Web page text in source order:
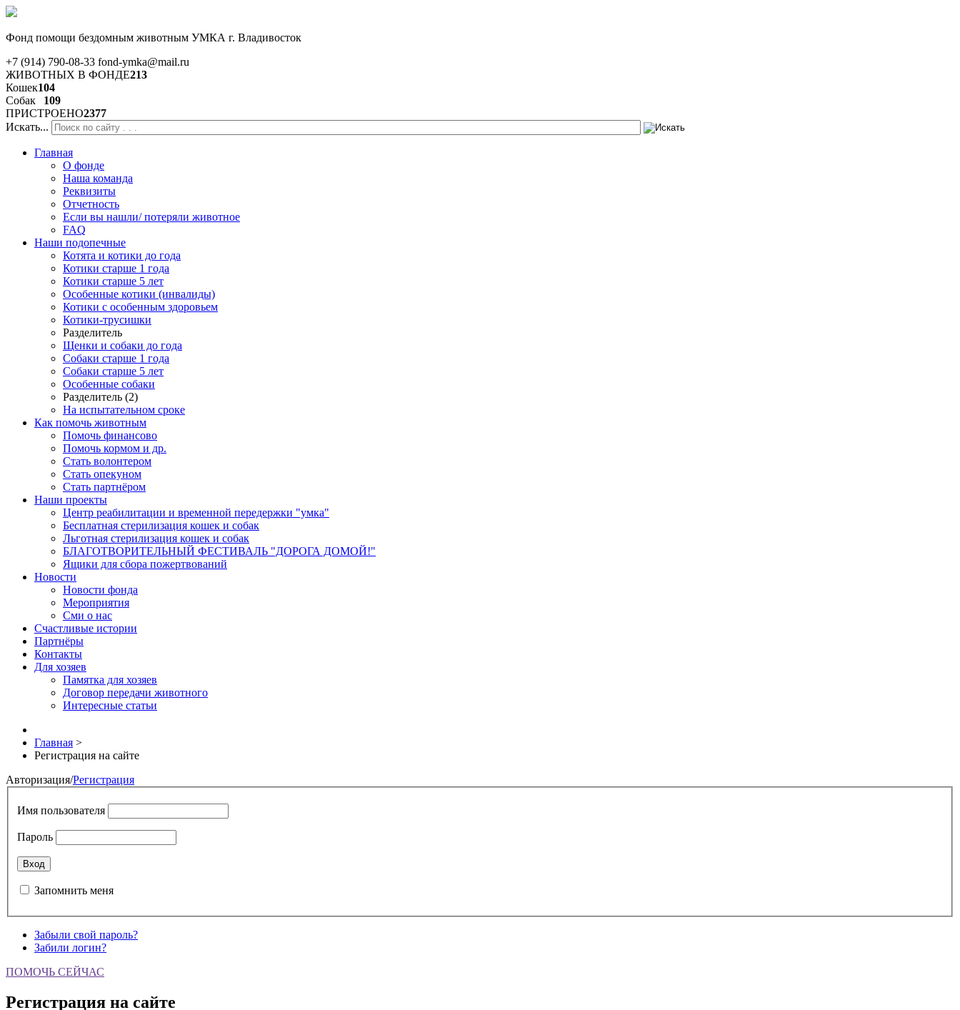
Фонд помощи бездомным животным УМКА г. Владивосток
+7 (914) 790-08-33 fond-ymka@mail.ru
ЖИВОТНЫХ В ФОНДЕ213
Кошек104
Собак
109
ПРИСТРОЕНО2377
Искать...
Главная
О фонде
Наша команда
Реквизиты
Отчетность
Если вы нашли/ потеряли животное
FAQ
Наши подопечные
Котята и котики до года
Котики старше 1 года
Котики старше 5 лет
Особенные котики (инвалиды)
Котики с особенным здоровьем
Котики-трусишки
Разделитель
Щенки и собаки до года
Собаки старше 1 года
Собаки старше 5 лет
Особенные собаки
Разделитель (2)
На испытательном сроке
Как помочь животным
Помочь финансово
Помочь кормом и др.
Стать волонтером
Стать опекуном
Стать партнёром
Наши проекты
Центр реабилитации и временной передержки "умка"
Бесплатная стерилизация кошек и собак
Льготная стерилизация кошек и собак
БЛАГОТВОРИТЕЛЬНЫЙ ФЕСТИВАЛЬ "ДОРОГА ДОМОЙ!"
Ящики для сбора пожертвований
Новости
Новости фонда
Мероприятия
Сми о нас
Счастливые истории
Партнёры
Контакты
Для хозяев
Памятка для хозяев
Договор передачи животного
Интересные статьи
Главная >
Регистрация на сайте
Авторизация/Регистрация
Имя пользователя
Пароль
Запомнить меня
Забыли свой пароль?
Забили логин?
ПОМОЧЬ СЕЙЧАС
Регистрация на сайте